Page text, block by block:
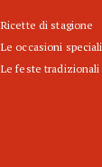
Ricette di stagione
Le occasioni speciali
Le feste tradizionali